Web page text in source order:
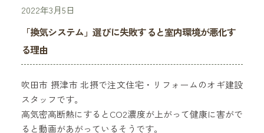
2022年3月5日
「換気システム」選びに失敗すると室内環境が悪化す
る理由
吹田市 摂津市 北摂で注文住宅・リフォームのオギ建設
スタッフです。
高気密高断熱にするとCO2濃度が上がって健康に害がで
ると動画があがっているそうです。